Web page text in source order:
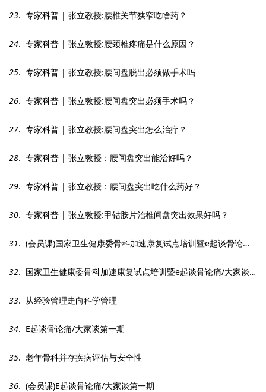
23. 专家科普 | 张立教授:腰椎关节狭窄吃啥药？
24. 专家科普 | 张立教授:腰颈椎疼痛是什么原因？
25. 专家科普 | 张立教授:腰间盘脱出必须做手术吗
26. 专家科普 | 张立教授:腰间盘突出必须手术吗？
27. 专家科普 | 张立教授:腰间盘突出怎么治疗？
28. 专家科普 | 张立教授：腰间盘突出能治好吗？
29. 专家科普 | 张立教授：腰间盘突出吃什么药好？
30. 专家科普 | 张立教授:甲钴胺片治椎间盘突出效果好吗？
31. (会员课)国家卫生健康委骨科加速康复试点培训暨e起谈骨论痛/大家谈启动会
32. 国家卫生健康委骨科加速康复试点培训暨e起谈骨论痛/大家谈启动会
33. 从经验管理走向科学管理
34. E起谈骨论痛/大家谈第一期
35. 老年骨科并存疾病评估与安全性
36. (会员课)E起谈骨论痛/大家谈第一期